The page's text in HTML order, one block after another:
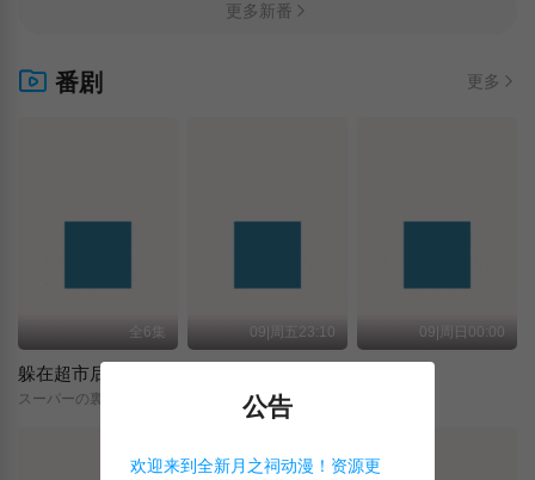
更多新番
番剧 更多
全6集 09|周五23:10 09|周日00:00
公告
欢迎来到全新月之祠动漫！资源更